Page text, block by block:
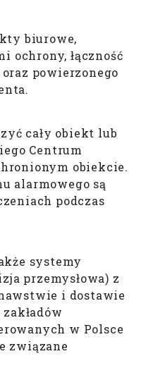
biurowe,
ochrony, łączność
powierzonego
cały obiekt lub
Centrum
obiekcie.
alarmowego są
podczas
systemy
przemysłowa) z
i dostawie
w Polsce
związane